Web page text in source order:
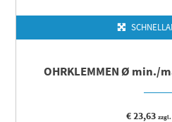
OHRKLEMMEN Ø min./
€23,63 zzgl.